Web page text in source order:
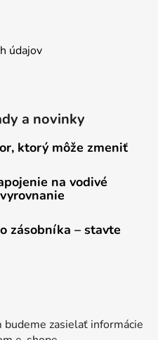
údajov
a novinky
ktorý môže zmeniť
na vodivé
zásobníka – stavte
zasielať informácie